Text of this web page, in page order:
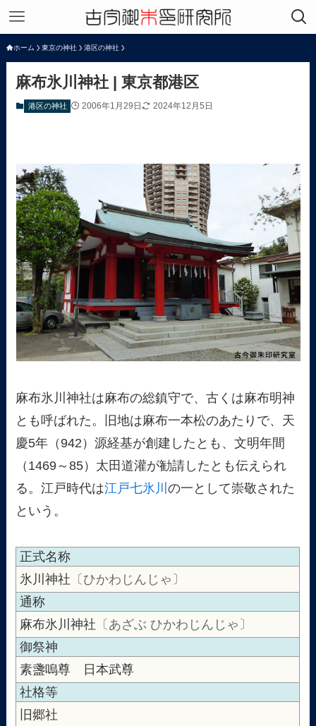
ホーム 東京の神社 港区の神社
麻布氷川神社 | 東京都港区
港区の神社 2006年1月29日 2024年12月5日
麻布氷川神社は麻布の総鎮守で、古くは麻布明神
とも呼ばれた。旧地は麻布一本松のあたりで、天
慶5年（942）源経基が創建したとも、文明年間
（1469～85）太田道灌が勧請したとも伝えられ
る。江戸時代は江戸七氷川の一として崇敬された
という。
正式名称
氷川神社 〔ひかわじんじゃ〕
通称
麻布氷川神社 〔あざぶ ひかわじんじゃ〕
御祭神
素盞嗚尊 日本武尊
社格等
旧郷社